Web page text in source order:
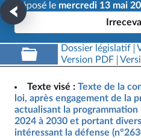
Déposé le mercredi 13 mai
Dossier législatif
Version PDF
Texte visé : Texte de la
loi, après engagement de la
actualisant la
2024 à 2030 et portant
intéressant la défense